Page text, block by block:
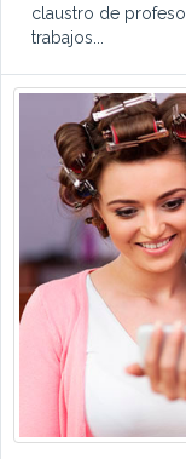
claustro de
trabajos...